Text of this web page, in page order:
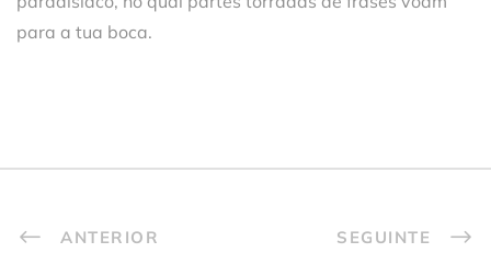
para a tua boca.
ANTERIOR SEGUINTE